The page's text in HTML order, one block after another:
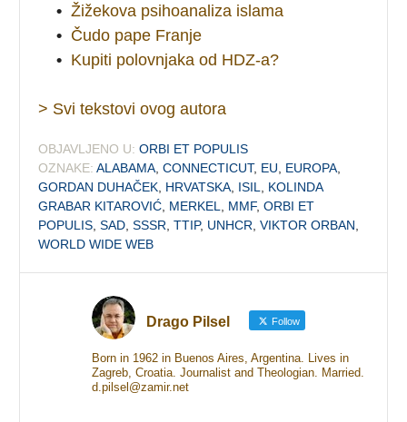
• Žižekova psihoanaliza islama
• Čudo pape Franje
• Kupiti polovnjaka od HDZ-a?
> Svi tekstovi ovog autora
OBJAVLJENO U: ORBI ET POPULIS
OZNAKE: ALABAMA ,CONNECTICUT, EU EUROPA
GORDAN DUHAČEK HRVATSKA ISIL
KOLINDA
GRABAR KITAROVIĆ MERKEL MMF,ORBI ET
POPULIS ,SAD ,SSSR ,TTIP, UNHCR ,VIKTOR ORBAN
WORLD WIDE WEB
Drago Pilsel Follow
Born in 1962 in Buenos Aires, Argentina. Lives in
Zagreb, Croatia. Journalist and Theologian. Married.
d.pilsel@zamir.net